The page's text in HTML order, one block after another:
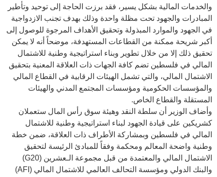
والخدمات المالية بشكل يسير، فقد برزت الحاجة إلى توحيد وتأطير
المبادرات والجهود تحت مظلة واحدة وذلك بهدف تجنب الازدواجية
في الجهود والموارد المبذولة وتحقيق الأهداف المرجوة للوصول إلى
أكبر شريحة ممكنة من القطاعات المستهدفة، موضحاً أنه لا يمكن
تحقيق ذلك إلا من خلال تطوير وبناء استراتيجية وطنية للاشتمال
المالي في فلسطين تضم كافة الجهات ذات العلاقة المعنية بتحقيق
الاشتمال المالي، والتي تشمل الهيئات الرقابية في القطاع المالي
والمؤسسات الحكومية ومؤسسات المجتمع المدني والهيئات
المستقلة والقطاع الخاص.
وأضاف الوزير أن سلطة النقد وهيئة سوق رأس المال ستعملان
كشريكين على قيادة الجهود لبناء استراتيجية وطنية للاشتمال
المالي في فلسطين وبمشاركة الأطراف ذات العلاقة، ضمن خطة
وطنية واضحة المعالم ومحكمة وفقاً للمبادئ الرئيسة لتحقيق
الاشتمال المالي والمعتمدة من قبل مجموعة الـعشرين (G20
)
والبنك الدولي ومؤسسة التحالف العالمي للاشتمال المالي ( AFI
)